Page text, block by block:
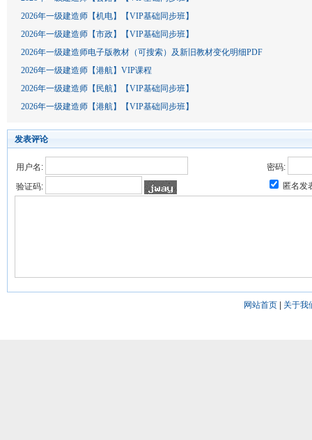
2026年一级建造师【机电】【VIP基础同步班】
2026年一级建造师【市政】【VIP基础同步班】
2026年一级建造师电子版教材（可搜索）及新旧教材变化明细PDF
2026年一级建造师【港航】VIP课程
2026年一级建造师【民航】【VIP基础同步班】
2026年一级建造师【港航】【VIP基础同步班】
发表评论
用户名:
密码:
验证码:
匿名发
网站首页| 关于我